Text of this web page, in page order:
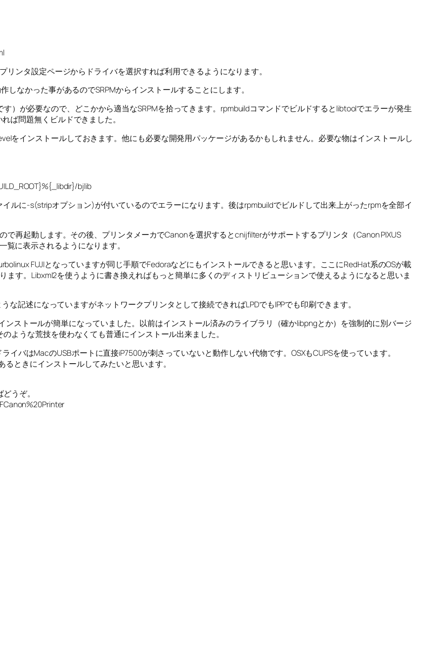
ンタ設定ページからドライバを選択すれば利用できるようになります。
なかった事があるのでSRPMからインストールすることにします。
）が必要なので、どこかから適当なSRPMを拾ってきます。rpmbuildコマンドでビルドするとlibtoolでエラーが発生
ば問題無くビルドできました。
をインストールしておきます。他にも必要な開発用パッケージがあるかもしれません。必要な物はインストールし
bjlib
ルに-s(stripオプション)が付いているのでエラーになります。後はrpmbuildでビルドして出来上がったrpmを全部イ
で再起動します。その後、プリンタメーカでCanonを選択するとcnijfilterがサポートするプリンタ（Canon PIXUS
覧に表示されるようになります。
FUJIとなっていますが同じ手順でFedoraなどにもインストールできると思います。ここにRedHat系のOSが載
ます。Libxml2を使うように書き換えればもっと簡単に多くのディストリビューションで使えるようになると思いま
な記述になっていますがネットワークプリンタとして接続できればLPDでもIPPでも印刷できます。
ストールが簡単になっていました。以前はインストール済みのライブラリ（確かlibpngとか）を強制的に別バージ
ような荒技を使わなくても普通にインストール出来ました。
イバはMacのUSBポートに直接iP7500が刺さっていないと動作しない代物です。OSXもCUPSを使っています。
ときにインストールしてみたいと思います。
うぞ。